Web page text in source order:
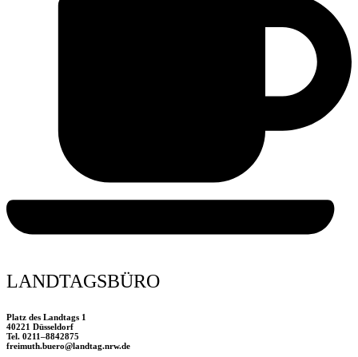
LANDTAGSBÜRO
Platz des Landtags 1
40221 Düsseldorf
Tel. 0211–8842875
freimuth.buero@landtag.nrw.de